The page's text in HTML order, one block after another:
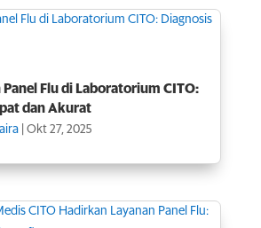
Panel Flu di Laboratorium CITO:
dan Akurat
| Okt 27, 2025